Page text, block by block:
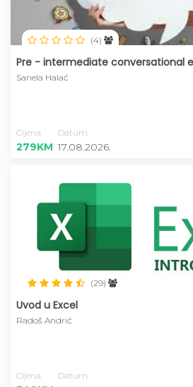
(4)
Pre - intermediate conversational
Sanela Halać
Cijena Datum
279KM 17.08.2026.
(29)
Uvod u Excel
Radoš Andrić
Cijena Datum